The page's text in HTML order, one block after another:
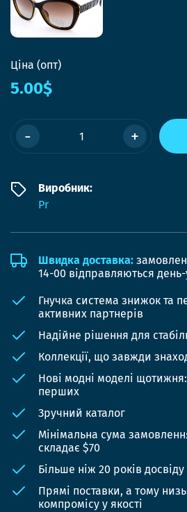
Ціна (опт)
5.00$
- +
Виробник:
Pr
Швидка доставка:
14-00 відправляються
Гнучка система знижок та
активних партнерів
Надійне рішення для
Коллекції, що завжди
Нові модні моделі
перших
Зручний каталог
Мінімальна сума
складає $70
Більше ніж 20 років досвіду
Прямі поставки, а тому
компромісу у якості